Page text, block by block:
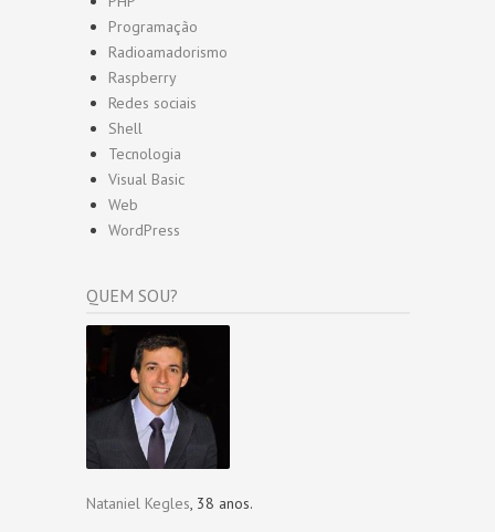
Programação
Radioamadorismo
Raspberry
Redes sociais
Shell
Tecnologia
Visual Basic
Web
WordPress
QUEM SOU?
Nataniel Kegles, 38 anos.